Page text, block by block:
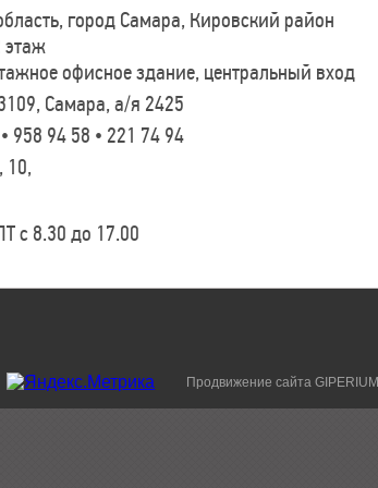
город Самара, Кировский район
этаж
офисное здание, центральный вход
Самара, а/я 2425
958 94 58 • 221 74 94
10,
8.30 до 17.00
Продвижение сайта GIPERIUM